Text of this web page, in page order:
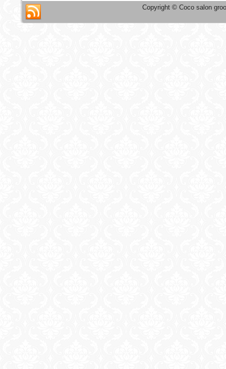
Copyright © Coco salon